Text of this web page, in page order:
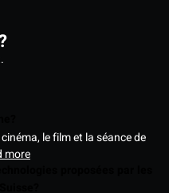
le film et la séance de
more